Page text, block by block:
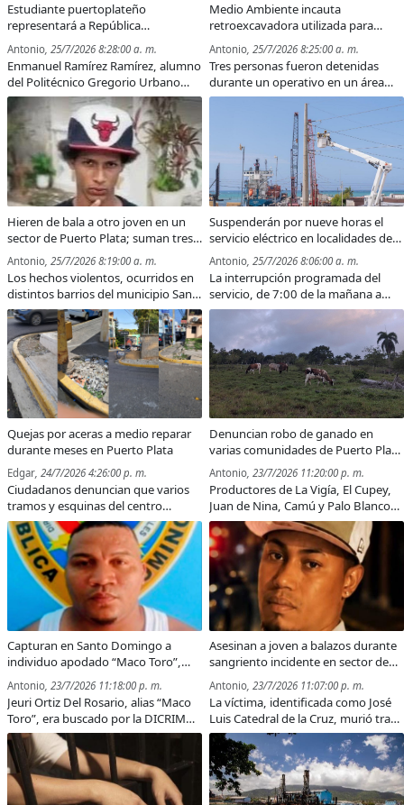
Estudiante puertoplateño
representará a República
Dominicana en dos Olimpiadas
Internacionales de Matemáticas
Antonio, 25/7/2026 8:28:00 a. m.
Enmanuel Ramírez Ramírez, alumno
del Politécnico Gregorio Urbano
Gilbert, competirá este año en los
certámenes de Centroamérica y el
Caribe, en México, y en la Olimpiada
Iberoamericana, en Ecuador.
Medio Ambiente incauta
retroexcavadora utilizada para
rellenar humedal próximo a Playa
La Ensenada
Antonio, 25/7/2026 8:25:00 a. m.
Tres personas fueron detenidas
durante un operativo en un área
protegida de Villa Isabela, donde
presuntamente realizaban un
relleno ilegal con un equipo pesado.
Hieren de bala a otro joven en un
sector de Puerto Plata; suman tres
atacados en menos de una semana
Antonio, 25/7/2026 8:19:00 a. m.
Los hechos violentos, ocurridos en
distintos barrios del municipio San
Felipe de Puerto Plata, han dejado
además dos fallecidos, según
reportes preliminares.
Suspenderán por nueve horas el
servicio eléctrico en localidades de
Puerto Plata por trabajos de
reconducción de línea
Antonio, 25/7/2026 8:06:00 a. m.
La interrupción programada del
servicio, de 7:00 de la mañana a
4:00 de la tarde de este sábado,
afectará varios sectores del
municipio San Felipe de Puerto
Plata y comunidades ubicadas entre
Cabarete y Sabaneta de Yásica.
Quejas por aceras a medio reparar
durante meses en Puerto Plata
Edgar, 24/7/2026 4:26:00 p. m.
Ciudadanos denuncian que varios
tramos y esquinas del centro
histórico permanecen inconclusos
desde hace meses, afectando la
movilidad peatonal y
representando un riesgo para
quienes transitan por la zona.
Denuncian robo de ganado en
varias comunidades de Puerto Plata
y piden intervención de autoridades
Antonio, 23/7/2026 11:20:00 p. m.
Productores de La Vigía, El Cupey,
Juan de Nina, Camú y Palo Blanco
aseguran que más de 35 reses han
sido robadas y reclaman acciones
contra los responsables del
abigeato.
Capturan en Santo Domingo a
individuo apodado “Maco Toro”,
acusado de doble asesinato en
Puerto Plata
Antonio, 23/7/2026 11:18:00 p. m.
Jeuri Ortiz Del Rosario, alias “Maco
Toro”, era buscado por la DICRIM
tras ser señalado en dos hechos de
sangre ocurridos en Puerto Plata;
será trasladado a esta provincia
para responder ante la justicia.
Asesinan a joven a balazos durante
sangriento incidente en sector de
Puerto Plata
Antonio, 23/7/2026 11:07:00 p. m.
La víctima, identificada como José
Luis Catedral de la Cruz, murió tras
recibir varios impactos de bala
durante una trifulca en el sector El
Javillar; autoridades investigan el
hecho para esclarecer las
circunstancias.